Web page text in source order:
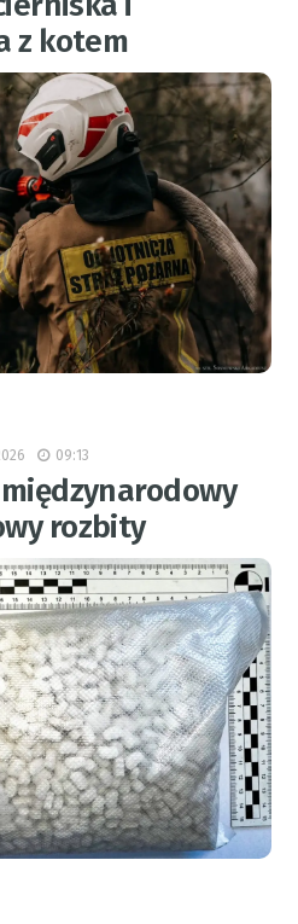
z kotem
09:13
międzynarodowy
rozbity